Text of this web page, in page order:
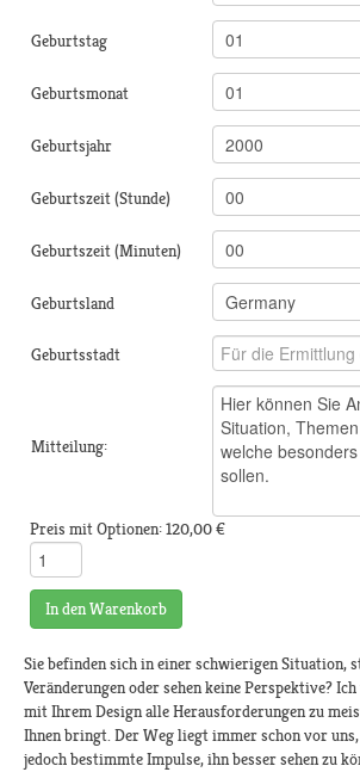
Geburtstag
Geburtsmonat
Geburtsjahr
Geburtszeit (Stunde)
Geburtszeit (Minuten)
Geburtsland
Geburtsstadt
Mitteilung:
Preis mit Optionen:120,00 €
In den Warenkorb
Sie befinden sich in einer schwierigen Situation,
Veränderungen oder sehen keine Perspektive?
mit Ihrem Design alle Herausforderungen zu
Ihnen bringt. Der Weg liegt immer schon vor
jedoch bestimmte Impulse, ihn besser sehen zu